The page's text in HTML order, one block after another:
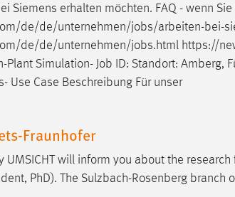
Siemens erhalten möchten. FAQ - wenn
de/de/unternehmen/jobs/arbeiten-bei-
de/de/unternehmen/jobs.html https://
Plant Simulation- Job ID: Standort: Amberg,
Use Case Beschreibung Für unser
Fraunhofer
UMSICHT will inform you about the
PhD). The Sulzbach-Rosenberg branch